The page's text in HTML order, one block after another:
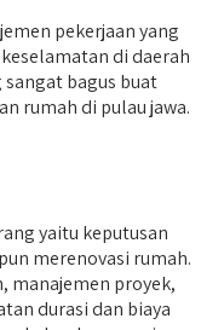
pekerjaan yang
di daerah
bagus buat
rumah di pulau jawa.
yaitu keputusan
merenovasi rumah.
manajemen proyek,
durasi dan biaya